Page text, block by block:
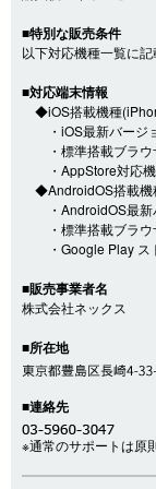
■特別な販売条件
以下対応機種一覧に
■対応端末情報
◆iOS搭載機種
・iOS最新バージ
・標準搭載ブラウ
・AppStore対応
◆AndroidOS搭載機
・AndroidOS最新
・標準搭載ブラウ
・Google Play ス
■販売事業者名
株式会社ネックス
■所在地
■連絡先
※通常のサポートは原